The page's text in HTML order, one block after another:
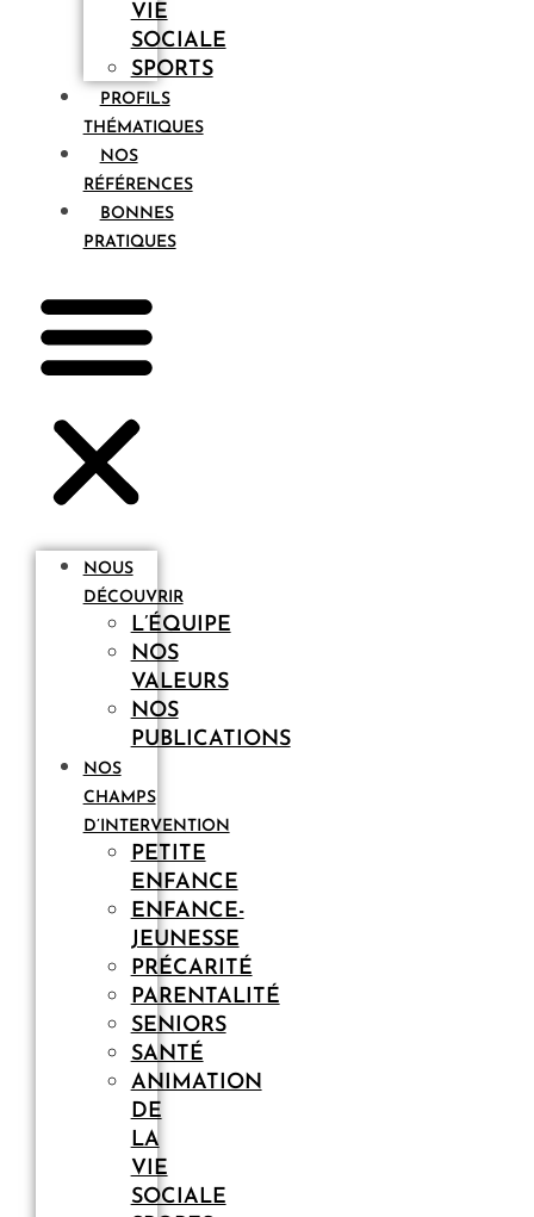
VIE
SOCIALE
SPORTS
PROFILS
THÉMATIQUES
NOS
RÉFÉRENCES
BONNES
PRATIQUES
NOUS
DÉCOUVRIR
L’ÉQUIPE
NOS
VALEURS
NOS
PUBLICATIONS
NOS
CHAMPS
D’INTERVENTION
PETITE
ENFANCE
ENFANCE-
JEUNESSE
PRÉCARITÉ
PARENTALITÉ
SENIORS
SANTÉ
ANIMATION
DE
LA
VIE
SOCIALE